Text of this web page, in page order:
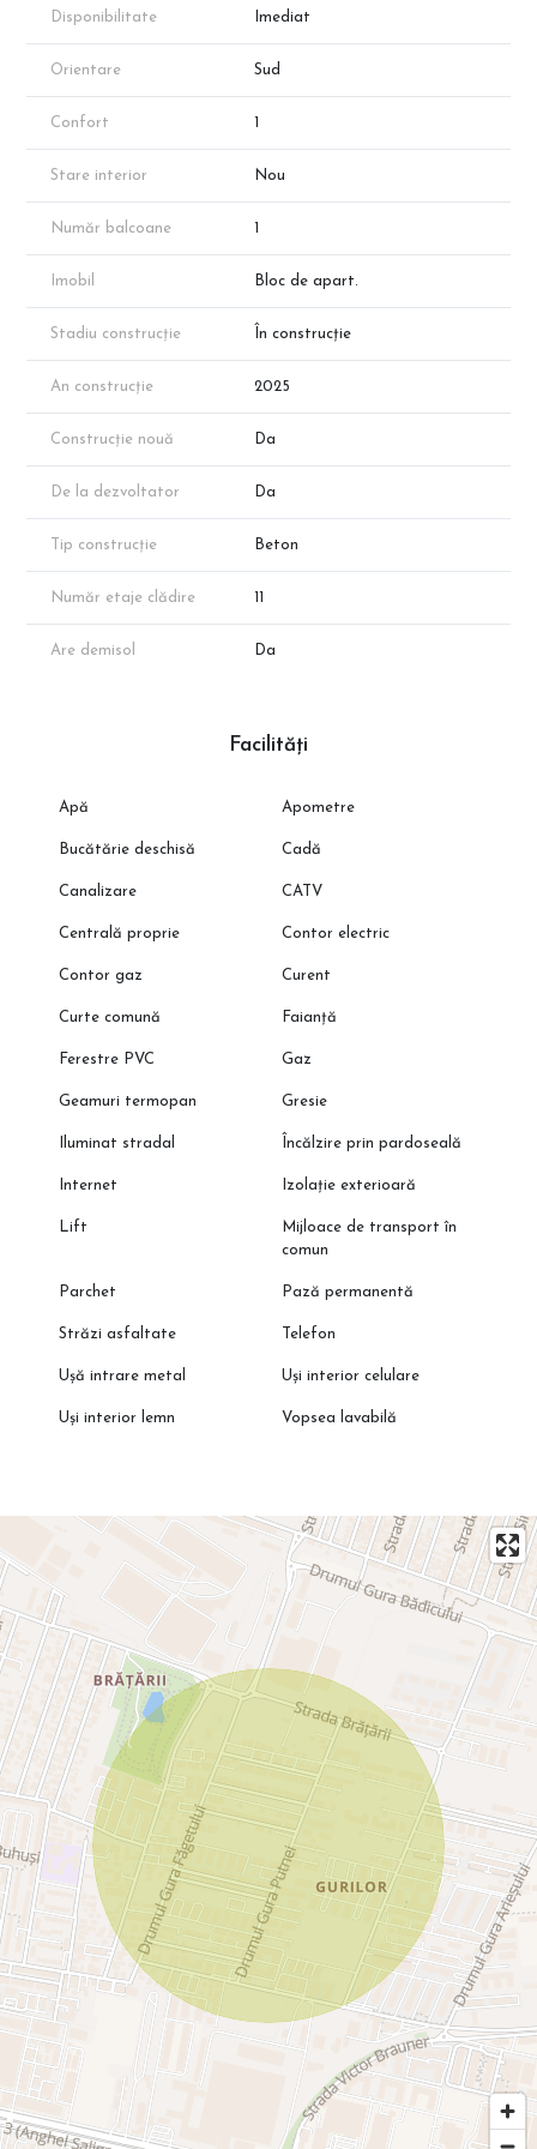
prezentare.
*Apartamentul prezentat face parte din portofoliul
dezvoltatorului, însă disponibilitatea proprietăților poate varia în
*Suprafața apartamentului menționată în anunț este suprafața
Un ansamblu rezidențial elegant, modern și bine conectat, perfect
pentru cei care caută un stil de viață confortabil și sofisticat.
Programează o vizionare și descoperă noua ta locuință! 📞✨
Disponibilitate Imediat
Orientare Sud
Confort
Stare interior Nou
Număr balcoane
Imobil Bloc de apart.
Stadiu construcție În construcție
An construcție 2025
Construcție nouă Da
De la dezvoltator Da
Tip construcție Beton
Număr etaje clădire
Are demisol Da
Facilități
Apă Apometre
Bucătărie deschisă Cadă
Canalizare CATV
Centrală proprie Contor electric
Contor gaz Curent
Curte comună Faianță
Ferestre PVC Gaz
Geamuri termopan Gresie
Iluminat stradal Încălzire prin pardoseală
Internet Izolație exterioară
Lift
Mijloace de transport în
comun
Parchet Pază permanentă
Străzi asfaltate Telefon
Ușă intrare metal Uși interior celulare
Uși interior lemn Vopsea lavabilă